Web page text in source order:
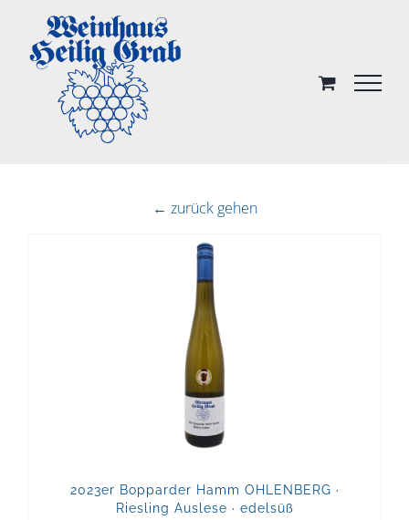
content
← zurück gehen
2023er Bopparder Hamm OHLENBERG ·
Riesling Auslese · edelsüß